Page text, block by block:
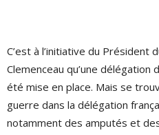
C’est à l’initiative du Président
Clemenceau qu’une
été mise en place. Mais se
guerre dans la délégation
notamment des amputés et